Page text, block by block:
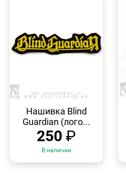
ПРОСМОТР
Нашивка Blind
Guardian (лого...
250 ₽
В наличии